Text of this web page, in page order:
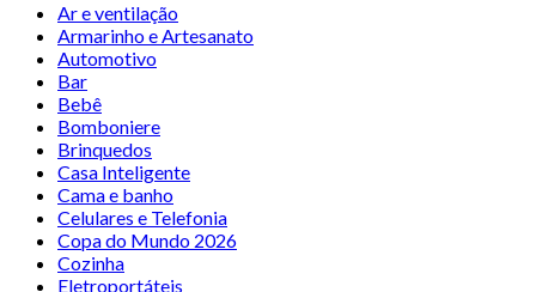
Ar e ventilação
Armarinho e Artesanato
Automotivo
Bar
Bebê
Bomboniere
Brinquedos
Casa Inteligente
Cama e banho
Celulares e Telefonia
Copa do Mundo 2026
Cozinha
Eletroportáteis